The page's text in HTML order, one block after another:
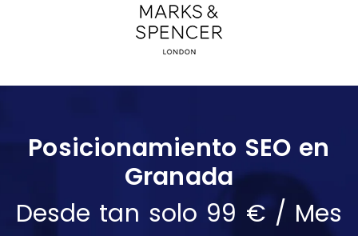
Posicionamiento SEO en
Granada
Desde tan solo 99 € / Mes